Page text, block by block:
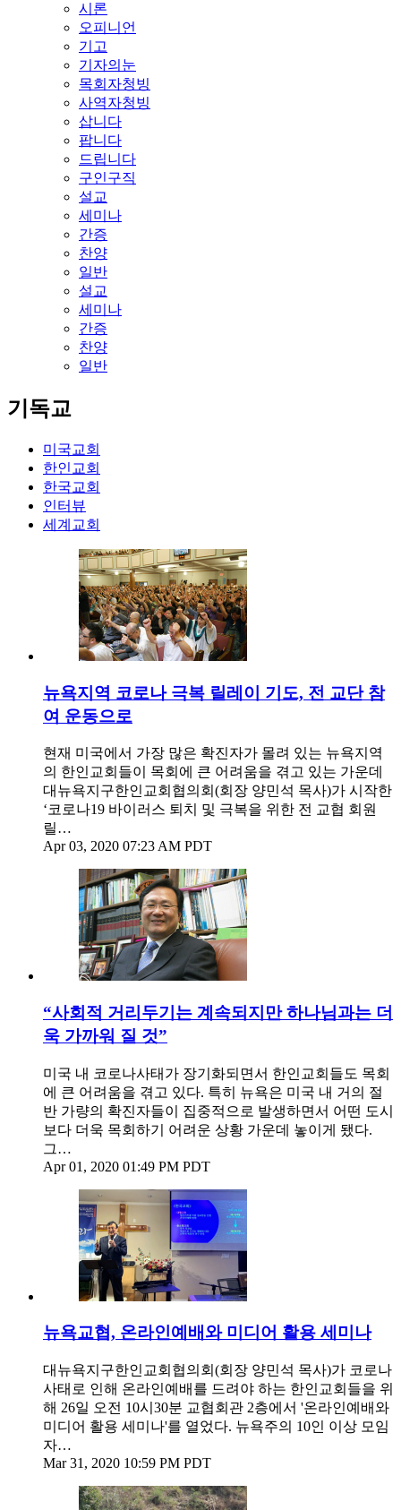
시론
오피니언
기고
기자의눈
목회자청빙
사역자청빙
삽니다
팝니다
드립니다
구인구직
설교
세미나
간증
찬양
일반
설교
세미나
간증
찬양
일반
기독교
미국교회
한인교회
한국교회
인터뷰
세계교회
뉴욕지역 코로나 극복 릴레이 기도, 전 교단 참
여 운동으로
현재 미국에서 가장 많은 확진자가 몰려 있는 뉴욕지역
의 한인교회들이 목회에 큰 어려움을 겪고 있는 가운데
대뉴욕지구한인교회협의회(회장 양민석 목사)가 시작한
‘코로나19 바이러스 퇴치 및 극복을 위한 전 교협 회원
릴…
Apr 03, 2020 07:23 AM PDT
“사회적 거리두기는 계속되지만 하나님과는 더
욱 가까워 질 것”
미국 내 코로나사태가 장기화되면서 한인교회들도 목회
에 큰 어려움을 겪고 있다. 특히 뉴욕은 미국 내 거의 절
반 가량의 확진자들이 집중적으로 발생하면서 어떤 도시
보다 더욱 목회하기 어려운 상황 가운데 놓이게 됐다.
그…
Apr 01, 2020 01:49 PM PDT
뉴욕교협, 온라인예배와 미디어 활용 세미나
대뉴욕지구한인교회협의회(회장 양민석 목사)가 코로나
사태로 인해 온라인예배를 드려야 하는 한인교회들을 위
해 26일 오전 10시30분 교협회관 2층에서 '온라인예배와
미디어 활용 세미나'를 열었다. 뉴욕주의 10인 이상 모임
자…
Mar 31, 2020 10:59 PM PDT